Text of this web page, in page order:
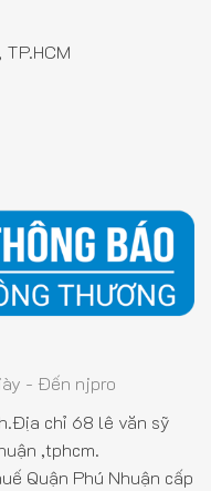
TP.HCM
- Đến njpro
chỉ 68 lê văn sỹ
,tphcm.
Quận Phú Nhuận cấp